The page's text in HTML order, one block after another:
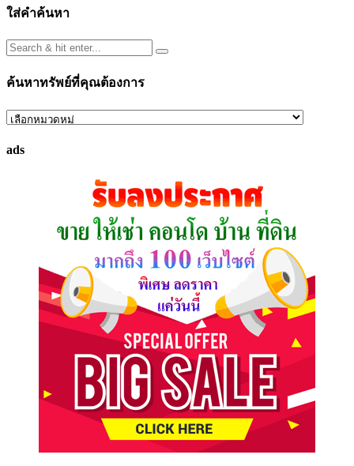
ใส่คำค้นหา
ค้นหาทรัพย์ที่คุณต้องการ
ค้นหา
ที่
ads